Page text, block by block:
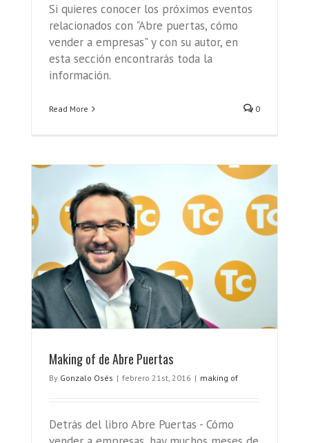
Si quieres conocer los próximos eventos
relacionados con "Abre puertas, cómo
vender a empresas" y con su autor, en
esta sección encontrarás toda la
información.
Read More 0
Making of de Abre Puertas
By Gonzalo Osés | febrero 21st, 2016 | making of
Detrás del libro Abre Puertas - Cómo